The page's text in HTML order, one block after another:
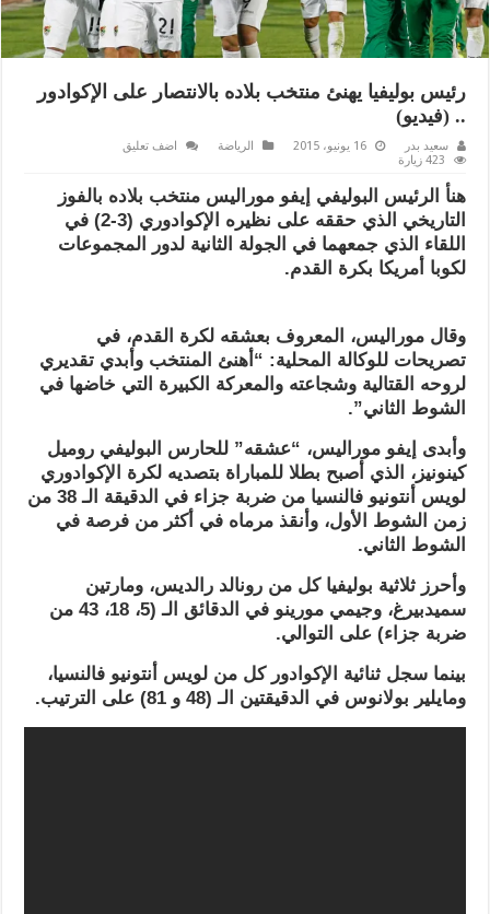
رئيس بوليفيا يهنئ منتخب بلاده بالانتصار على الإكوادور
.. (فيديو)
سعيد بدر 16 يونيو، 2015 الرياضة
اضف تعليق
423 زيارة
هنأ الرئيس البوليفي إيفو موراليس منتخب بلاده بالفوز
التاريخي الذي حققه على نظيره الإكوادوري (3-2) في
اللقاء الذي جمعهما في الجولة الثانية لدور المجموعات
لكوبا أمريكا بكرة القدم.
وقال موراليس، المعروف بعشقه لكرة القدم، في
تصريحات للوكالة المحلية: “أهنئ المنتخب وأبدي تقديري
لروحه القتالية وشجاعته والمعركة الكبيرة التي خاضها في
الشوط الثاني”.
وأبدى إيفو موراليس، “عشقه” للحارس البوليفي روميل
كينونيز، الذي أصبح بطلا للمباراة بتصديه لكرة الإكوادوري
لويس أنتونيو فالنسيا من ضربة جزاء في الدقيقة الـ 38 من
زمن الشوط الأول، وأنقذ مرماه في أكثر من فرصة في
الشوط الثاني.
وأحرز ثلاثية بوليفيا كل من رونالد رالديس، ومارتين
سميدبيرغ، وجيمي مورينو في الدقائق الـ (5، 18، 43 من
ضربة جزاء) على التوالي.
بينما سجل ثنائية الإكوادور كل من لويس أنتونيو فالنسيا،
ومايلير بولانوس في الدقيقتين الـ (48 و 81) على الترتيب.